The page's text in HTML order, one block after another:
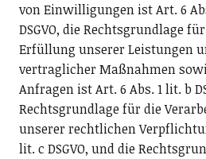
von Einwilligungen ist Art. 6
DSGVO, die Rechtsgrundlage
Erfüllung unserer Leistungen
vertraglicher Maßnahmen
Anfragen ist Art. 6 Abs. 1 lit. b
Rechtsgrundlage für die
unserer rechtlichen
lit. c DSGVO, und die